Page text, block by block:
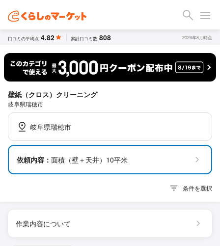
口コミの平均点 4.82 累計口コミ数 808 2026年8月時点
壁紙（クロス）クリーニング
岐阜県瑞穂市
岐阜県瑞穂市
依頼内容： 面積（壁＋天井）10平米
条件を選択
作業内容について